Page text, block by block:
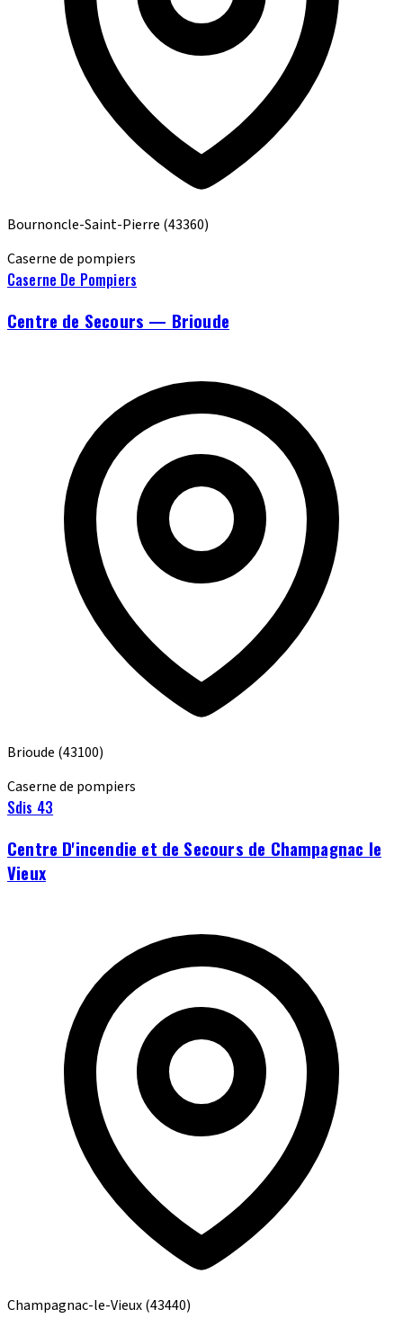
Bournoncle-Saint-Pierre (43360)
Caserne de pompiers
Caserne De Pompiers
Centre de Secours — Brioude
Brioude (43100)
Caserne de pompiers
Sdis 43
Centre D'incendie et de Secours de Champagnac le
Vieux
Champagnac-le-Vieux(43440)